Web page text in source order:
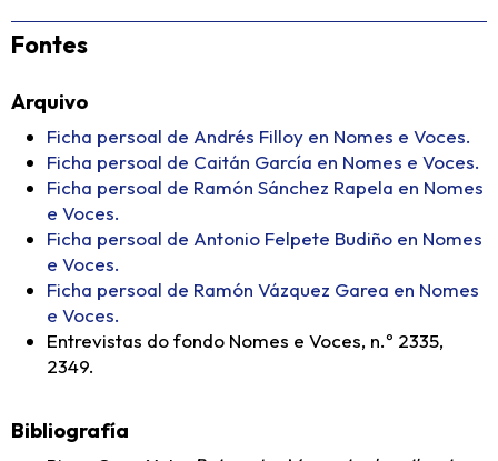
Fontes
Arquivo
Ficha persoal de Andrés Filloy en Nomes e Voces.
Ficha persoal de Caitán García en Nomes e Voces.
Ficha persoal de Ramón Sánchez Rapela en Nomes
e Voces.
Ficha persoal de Antonio Felpete Budiño en Nomes
e Voces.
Ficha persoal de Ramón Vázquez Garea en Nomes
e Voces.
Entrevistas do fondo Nomes e Voces, n.º 2335,
2349.
Bibliografía